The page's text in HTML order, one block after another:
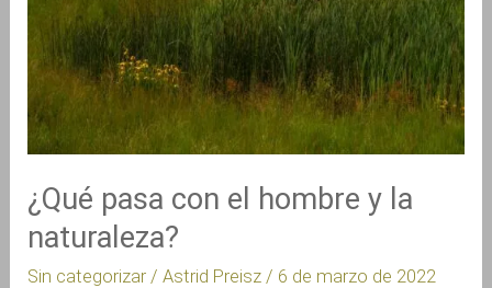
¿Qué pasa con el hombre y la
naturaleza?
Sin categorizar /Astrid Preisz / 6 de marzo de 2022
hombre
y
la
naturaleza?